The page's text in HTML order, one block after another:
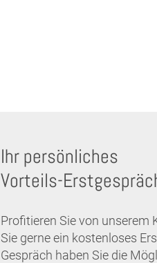
Ihr persönliches
Vorteils-
Profitieren Sie von unserem
Sie gerne ein kostenloses
Gespräch haben Sie die